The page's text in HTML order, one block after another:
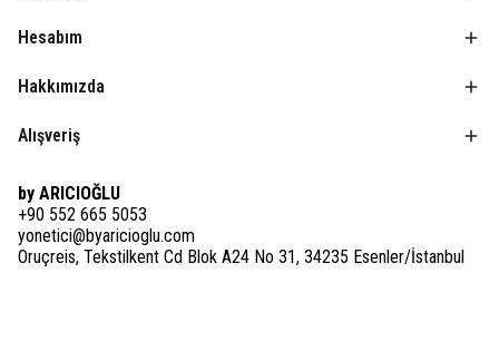
Hesabım
Hakkımızda
Alışveriş
by ARICIOĞLU
+90 552 665 5053
yonetici@byaricioglu.com
Oruçreis, Tekstilkent Cd Blok A24 No 31, 34235 Esenler/İstanbul